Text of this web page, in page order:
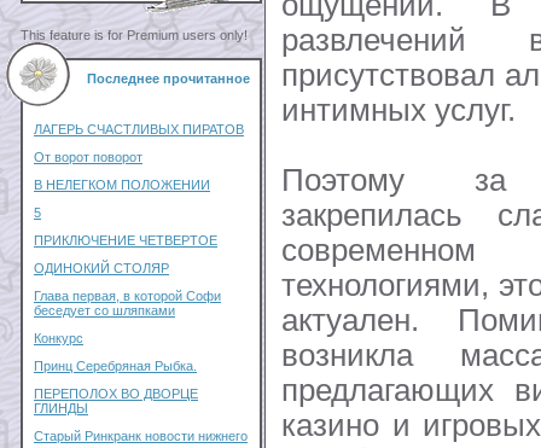
This feature is for Premium users only!
Последнее прочитанное
ЛАГЕРЬ СЧАСТЛИВЫХ ПИРАТОВ
От ворот поворот
В НЕЛЕГКОМ ПОЛОЖЕНИИ
5
ПРИКЛЮЧЕНИЕ ЧЕТВЕРТОЕ
ОДИНОКИЙ СТОЛЯР
Глава первая, в которой Софи
беседует со шляпками
Конкурс
Принц Серебряная Рыбка.
ПЕРЕПОЛОХ ВО ДВОРЦЕ
ГЛИНДЫ
Старый Ринкранк новости нижнего
присутствовал
интимных услуг.
Поэтому за
закрепилась
технологиями,
актуален.
возникла
предлагающих
казино и